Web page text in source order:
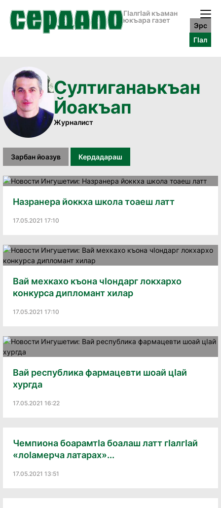
ГӀалгӀай къаман
юкъара газет
Эрс
ГӀал
Султиганаькъан
Йоакъап
Журналист
Зарбан йоазув Кердадараш
Назранера йоккха школа тоаеш латт
17.05.2021 17:10
Вай мехкахо къона чIондарг локхархо
конкурса дипломант хилар
17.05.2021 17:10
Вай республика фармацевти шоай цIай
хургда
17.05.2021 16:22
Чемпиона боарамтIа боалаш латт гIалгIай
«лоIамерча латарах»...
17.05.2021 13:51